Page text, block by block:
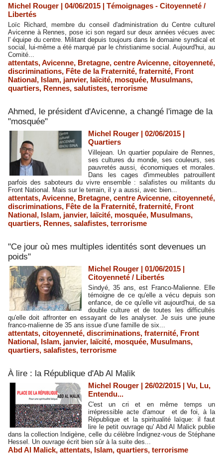
Michel Rouger | 04/06/2015 | Témoignages - Citoyenneté /
Libertés
Loïc Richard, membre du conseil d'administration du Centre culturel
Avicenne à Rennes, pose ici son regard sur deux années vécues avec
l' équipe du centre. Militant depuis toujours dans le domaine syndical et
social, lui-même a été marqué par le christianime social. Aujourd'hui, au
Comité...
attentats,Avicenne, Bretagne, centre Avicenne, citoyenneté,
discriminations, Fête de la Fraternité, fraternité, Front
National, Islam, janvier, laïcité, mosquée, Musulmans,
quartiers, Rennes, salutistes, terrorisme
Ahmed, le président d'Avicenne, a changé l'image de la
"mosquée"
Michel Rouger | 02/06/2015 |
Quartiers
Villejean. Un quartier populaire de Rennes,
ses cultures du monde, ses couleurs, ses
pauvretés aussi, économiques et morales.
Dans les cages d'immeubles patrouillent
parfois des saboteurs du vivre ensemble : salafistes ou militants du
Front National. Mais sur le terrain, il y a aussi, avec bien...
attentats,Avicenne, Bretagne, centre Avicenne, citoyenneté,
discriminations, Fête de la Fraternité, fraternité, Front
National, Islam, janvier, laïcité, mosquée, Musulmans,
quartiers, Rennes, salafistes, terrorisme
"Ce jour où mes multiples identités sont devenues un
poids"
Michel Rouger | 01/06/2015 |
Citoyenneté / Libertés
Sindyé, 35 ans, est Franco-Malienne. Elle
témoigne de ce qu'elle a vécu depuis son
enfance, de ce qu'elle vit aujourd'hui, de sa
double culture et de toutes les difficultés
qu'elle doit affronter en essayant de les analyser. Je suis une jeune
franco-malienne de 35 ans issue d’une famille de six...
attentats, citoyenneté, discriminations, fraternité, Front
National, Islam, janvier, laïcité, mosquée, Musulmans,
quartiers, salafistes, terrorisme
À lire : la République d'Ab Al Malik
Michel Rouger | 26/02/2015 | Vu, Lu,
Entendu...
C'est un cri et en même temps un
irrépressible acte d'amour et de foi, à la
République et la spiritualité laïque: il faut
lire le petit ouvrage qu' Abd Al Malick publie
dans la collection Indigène, celle du célèbre Indignez-vous de Stéphane
Hessel. Un ouvrage écrit bien sûr à la suite des...
Abd Al Malick, attentats, Islam, quartiers, terrorisme